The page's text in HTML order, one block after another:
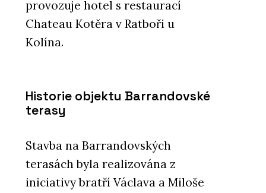
provozuje hotel s restaurací
Chateau Kotěra v Ratboři u
Kolína.
Historie objektu Barrandovské
terasy
Stavba na Barrandovských
terasách byla realizována z
iniciativy bratří Václava a Miloše